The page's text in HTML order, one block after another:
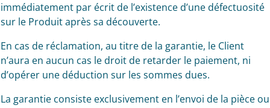
immédiatement par écrit de l’existence d’une défectuosité
sur le Produit après sa découverte.
En cas de réclamation, au titre de la garantie, le Client
n’aura en aucun cas le droit de retarder le paiement, ni
d’opérer une déduction sur les sommes dues.
La garantie consiste exclusivement en l’envoi de la pièce ou